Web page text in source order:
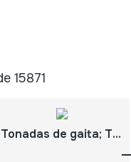
15871
Tonadas de gaita; Tradición y sonidos de la dulzaina aragonesa